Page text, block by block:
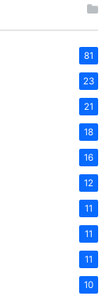
81
23
21
18
16
12
11
11
11
10